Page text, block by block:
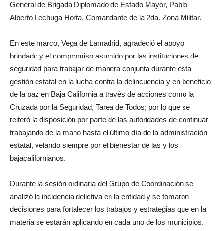
General de Brigada Diplomado de Estado Mayor, Pablo
Alberto Lechuga Horta, Comandante de la 2da. Zona Militar.
En este marco, Vega de Lamadrid, agradeció el apoyo
brindado y el compromiso asumido por las instituciones de
seguridad para trabajar de manera conjunta durante esta
gestión estatal en la lucha contra la delincuencia y en beneficio
de la paz en Baja California a través de acciones como la
Cruzada por la Seguridad, Tarea de Todos; por lo que se
reiteró la disposición por parte de las autoridades de continuar
trabajando de la mano hasta el último día de la administración
estatal, velando siempre por el bienestar de las y los
bajacalifornianos.
Durante la sesión ordinaria del Grupo de Coordinación se
analizó la incidencia delictiva en la entidad y se tomaron
decisiones para fortalecer los trabajos y estrategias que en la
materia se estarán aplicando en cada uno de los municipios.